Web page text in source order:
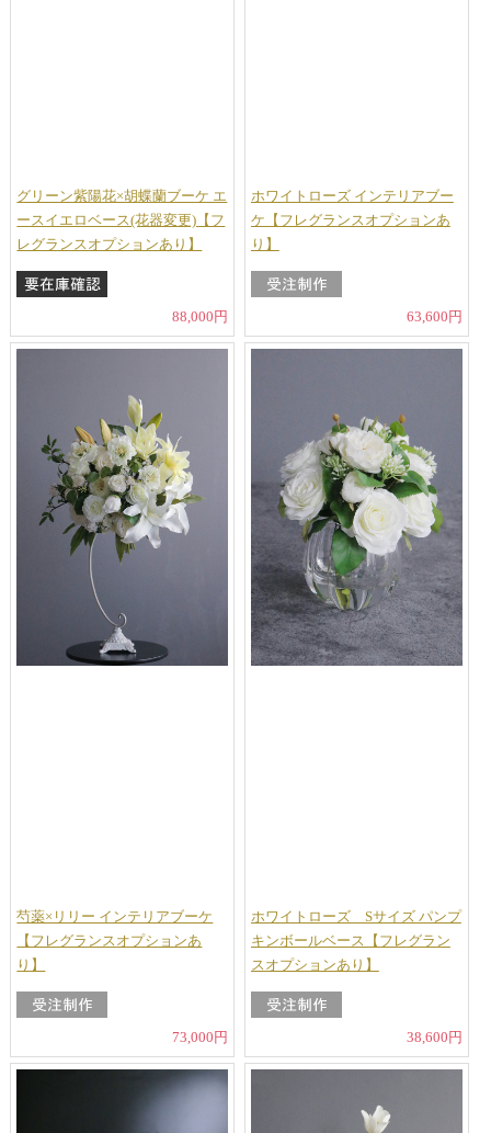
グリーン紫陽花×胡蝶蘭ブーケ エ
ースイエロベース(花器変更)【フ
レグランスオプションあり】
88,000円
ホワイトローズ インテリアブー
ケ【フレグランスオプションあ
り】
63,600円
芍薬×リリー インテリアブーケ
【フレグランスオプションあ
り】
73,000円
ホワイトローズ Sサイズ パンプ
キンボールベース【フレグラン
スオプションあり】
38,600円